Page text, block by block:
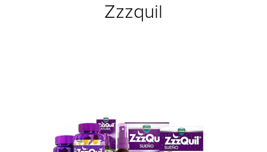
Zzzquil